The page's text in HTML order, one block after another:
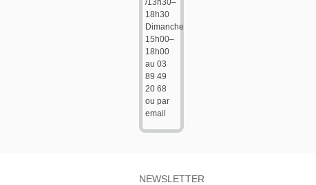
18h30
Dimanche
15h00–
18h00
au 03
89 49
20 68
ou par
email
NEWSLETTER